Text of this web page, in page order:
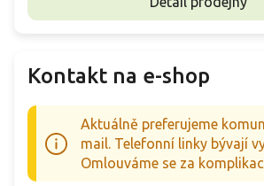
Kontakt na e-shop
Aktuálně preferujeme
mail. Telefonní linky bývají
Omlouváme se za